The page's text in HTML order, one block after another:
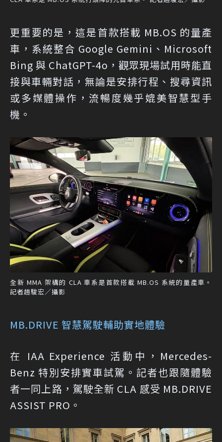
更重要的是，這是首款搭載 MB.OS 的量產
車，系統整合 Google Gemini、Microsoft
Bing 與 ChatGPT-4o，觀眾現場試用時能直
接與車輛對話，無論是安排行程、搜尋資訊
或多媒體操作，流暢度幾乎媲美智慧型手
機。
全新 MMA 架構的 CLA 車系是首款搭載 MB.OS 系統的量產車。
記者趙駿宏／攝影
MB.DRIVE 智慧駕駛輔助實地體驗
在 IAA Experience 活動中，Mercedes-
Benz 特別安排實車試駕。記者也跟隨體驗
者一同上路，駕駛全新 CLA 感受 MB.DRIVE
ASSIST PRO。